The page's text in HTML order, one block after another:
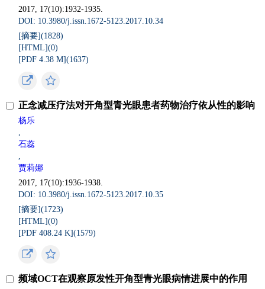
2017, 17(10):1932-1935.
DOI: 10.3980/j.issn.1672-5123.2017.10.34
[摘要](1828)
[HTML](0)
[PDF 4.38 M](1637)
正念减压疗法对开角型青光眼患者药物治疗依从性的影响
杨乐
,
石蕊
,
贾莉娜
2017, 17(10):1936-1938.
DOI: 10.3980/j.issn.1672-5123.2017.10.35
[摘要](1723)
[HTML](0)
[PDF 408.24 K](1579)
频域OCT在观察原发性开角型青光眼病情进展中的作用